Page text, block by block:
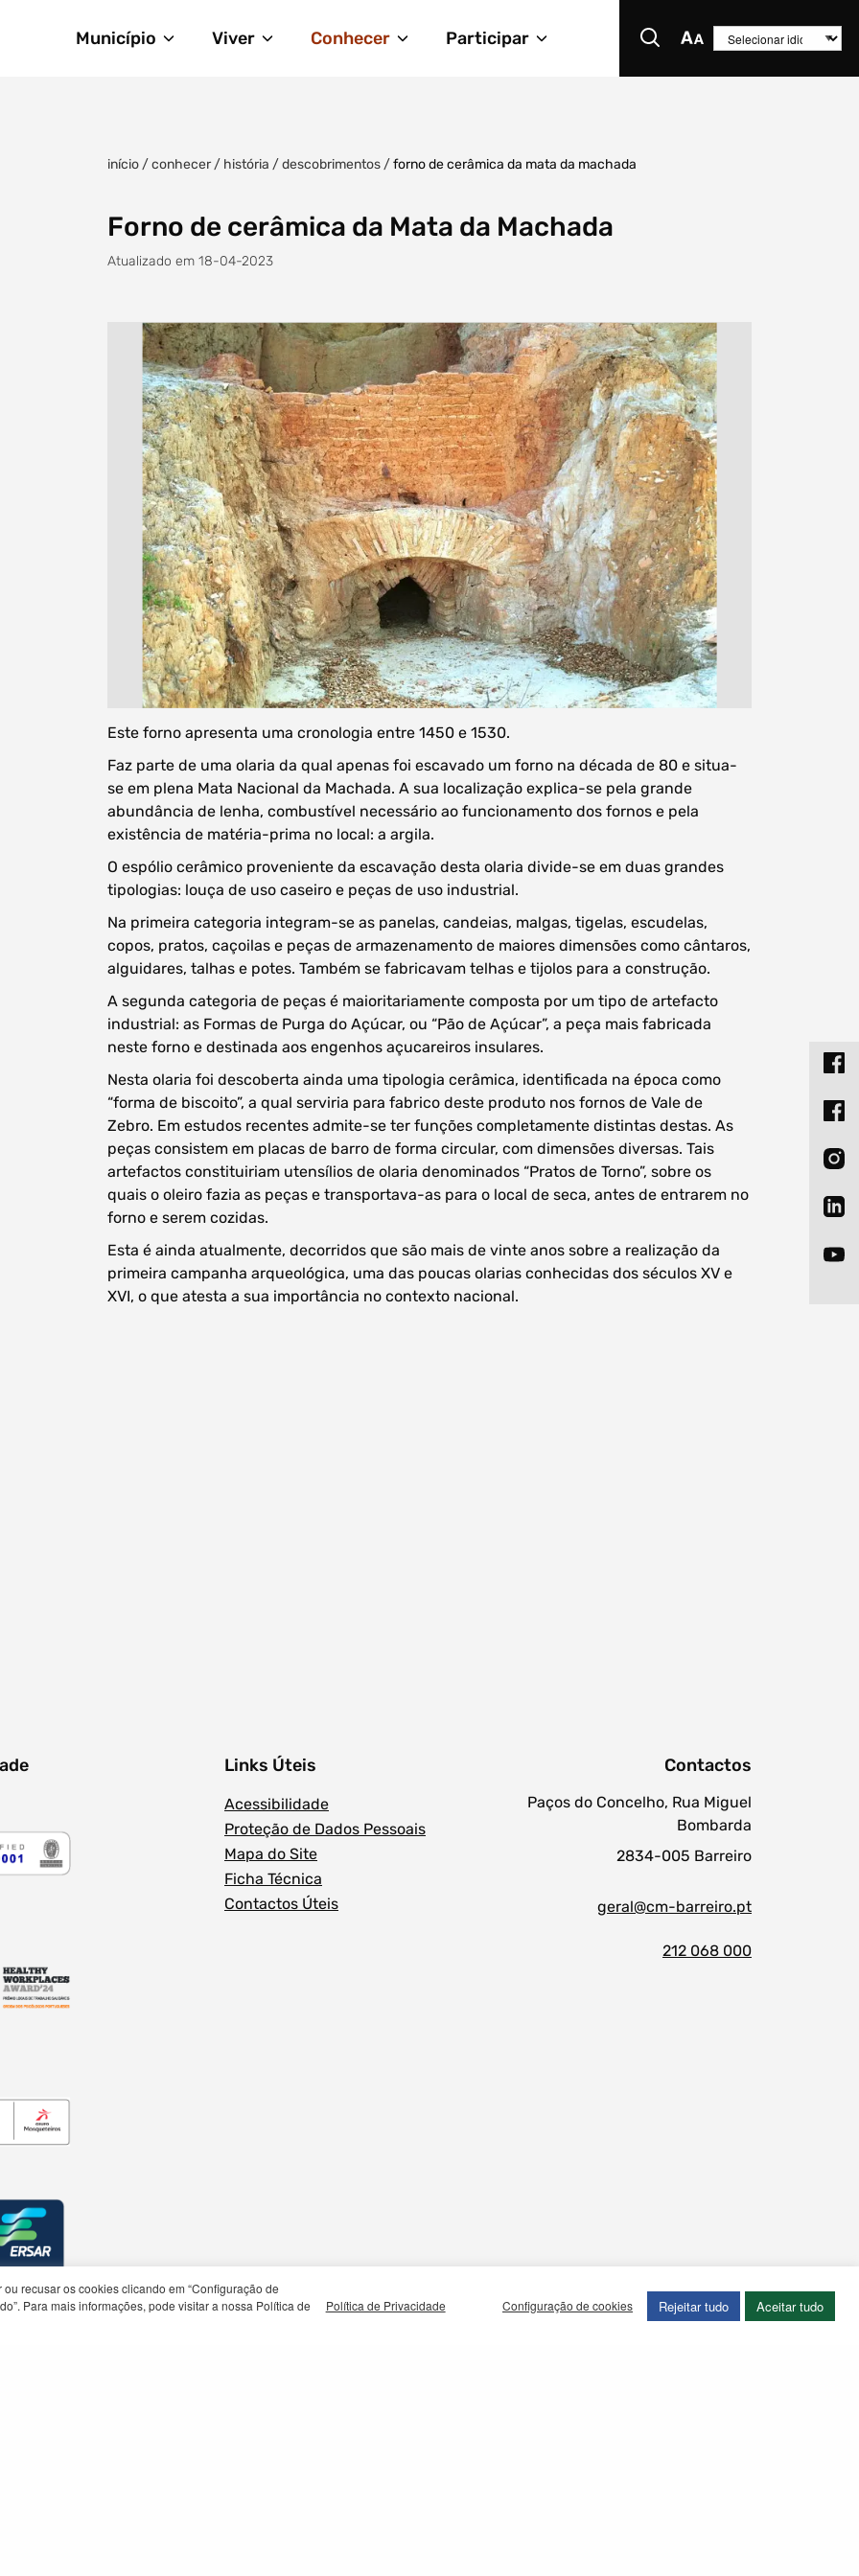
Município Viver Conhecer Participar
Filtros dos meses
início/conhecer/ história /descobrimentos/forno de cerâmica da mata da machada
Forno de cerâmica da Mata da Machada
Atualizado em 18-04-2023
Este forno apresenta uma cronologia entre 1450 e 1530.
Faz parte de uma olaria da qual apenas foi escavado um forno na década de 80 e situa-
se em plena Mata Nacional da Machada. A sua localização explica-se pela grande
abundância de lenha, combustível necessário ao funcionamento dos fornos e pela
existência de matéria-prima no local: a argila.
O espólio cerâmico proveniente da escavação desta olaria divide-se em duas grandes
tipologias: louça de uso caseiro e peças de uso industrial.
Na primeira categoria integram-se as panelas, candeias, malgas, tigelas, escudelas,
copos, pratos, caçoilas e peças de armazenamento de maiores dimensões como cântaros,
alguidares, talhas e potes. Também se fabricavam telhas e tijolos para a construção.
A segunda categoria de peças é maioritariamente composta por um tipo de artefacto
industrial: as Formas de Purga do Açúcar, ou “Pão de Açúcar”, a peça mais fabricada
neste forno e destinada aos engenhos açucareiros insulares.
Nesta olaria foi descoberta ainda uma tipologia cerâmica, identificada na época como
“forma de biscoito”, a qual serviria para fabrico deste produto nos fornos de Vale de
Zebro. Em estudos recentes admite-se ter funções completamente distintas destas. As
peças consistem em placas de barro de forma circular, com dimensões diversas. Tais
artefactos constituiriam utensílios de olaria denominados “Pratos de Torno”, sobre os
quais o oleiro fazia as peças e transportava-as para o local de seca, antes de entrarem no
forno e serem cozidas.
Esta é ainda atualmente, decorridos que são mais de vinte anos sobre a realização da
primeira campanha arqueológica, uma das poucas olarias conhecidas dos séculos XV e
XVI, o que atesta a sua importância no contexto nacional.
Links Úteis
Acessibilidade
Proteção de Dados Pessoais
Mapa do Site
Ficha Técnica
Contactos Úteis
Contactos
Paços do Concelho, Rua Miguel
Bombarda
2834-005 Barreiro
geral@cm-barreiro.pt
212 068 000
recusar os cookies clicando em “Configuração de
Para mais informações, pode visitar a nossa Política de
Política de Privacidade Configuração de cookies Rejeitar tudo Aceitar tudo